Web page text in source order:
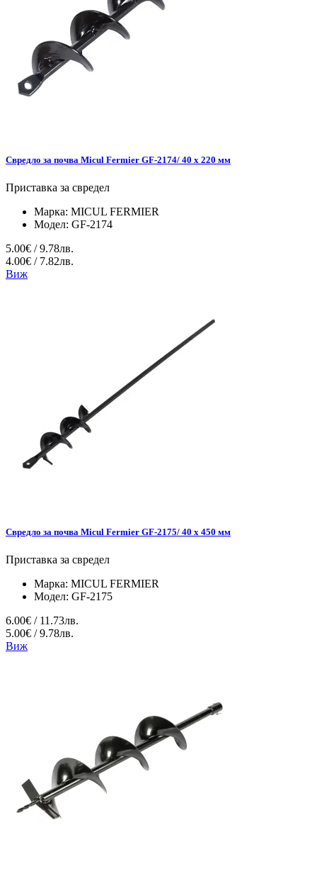
Свредло за почва Micul Fermier GF-2174/ 40 x 220 мм
Приставка за свредел
Марка: MICUL FERMIER
Модел: GF-2174
5.00€ / 9.78лв.
4.00€ / 7.82лв.
Виж
Свредло за почва Micul Fermier GF-2175/ 40 х 450 мм
Приставка за свредел
Марка: MICUL FERMIER
Модел: GF-2175
6.00€ / 11.73лв.
5.00€ / 9.78лв.
Виж